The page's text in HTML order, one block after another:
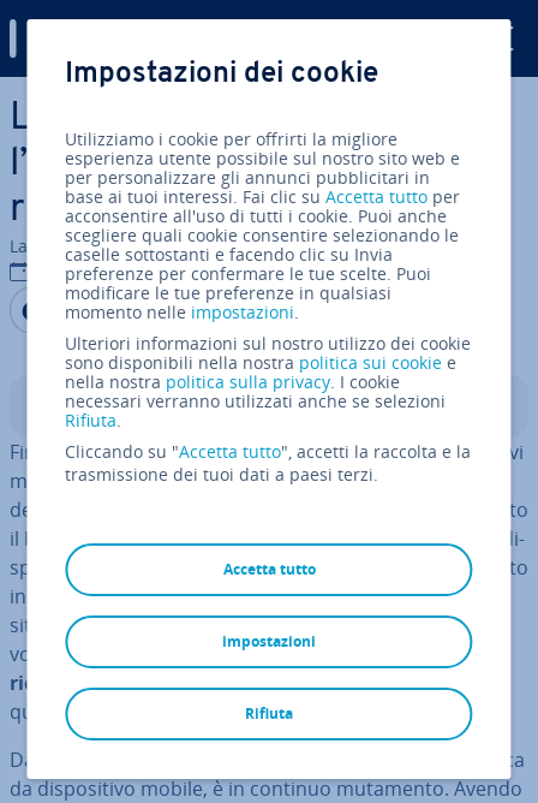
Vai al contenuto prin­ci­pa­le
La nuova “mobile search”:
l’evo­lu­zio­ne dei risultati di
ricerca Google
La redazione di IONOS
07 nov 2019
Condividi via Facebook
Condividi via Twitter
Condividi via LinkedIN
Aggiungi come fonte
preferita su Google
Indice
Fino a qualche anno fa le ricerche eseguite dai di­spo­si­ti­vi
mobili giocavano un ruolo minore all’interno
dell’universo di Google. Poi im­prov­vi­sa­men­te è scoppiato
il boom del “mobile”. Come era pre­ve­di­bi­le, l’utilizzo di di­
spo­si­ti­vi mobili co­stan­te­men­te in crescita non ha lasciato
in­dif­fe­ren­te nemmeno il gigante dei motori di ricerca
situato nella ca­li­for­nia­na Mountain View. Per la prima
volta nel 2015 sono state re­gi­stra­te uf­fi­cial­men­te più
richieste su Google dai di­spo­si­ti­vi mobilirispetto a
quelle ef­fet­tua­te sui computer fissi.
Da allora, la co­sid­det­ta “mobile search”, ovvero la ricerca
da di­spo­si­ti­vo mobile, è in continuo mutamento. Avendo
Impostazioni dei cookie
Utilizziamo i cookie per offrirti la migliore
esperienza utente possibile sul nostro sito web e
per personalizzare gli annunci pubblicitari in
base ai tuoi interessi. Fai clic suAccetta tutto per
acconsentire all'uso di tutti i cookie. Puoi anche
scegliere quali cookie consentire selezionando le
caselle sottostanti e facendo clic su Invia
preferenze per confermare le tue scelte. Puoi
modificare le tue preferenze in qualsiasi
momento nelle impostazioni.
Ulteriori informazioni sul nostro utilizzo dei cookie
sono disponibili nella nostra politica sui cookie e
nella nostra politica sulla privacy. I cookie
necessari verranno utilizzati anche se selezioni
Rifiuta.
Cliccando su "Accetta tutto", accetti la raccolta e la
trasmissione dei tuoi dati a paesi terzi.
Accetta tutto
Rifiuta
impostazioni